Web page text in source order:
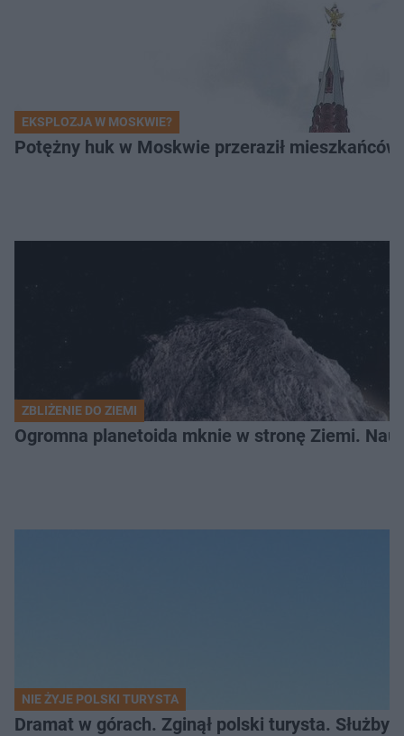
EKSPLOZJA W MOSKWIE?
Potężny huk w Moskwie przeraził
ZBLIŻENIE DO ZIEMI
Ogromna planetoida mknie w stronę Ziemi.
NIE ŻYJE POLSKI TURYSTA
Dramat w górach. Zginął polski turysta. Służby